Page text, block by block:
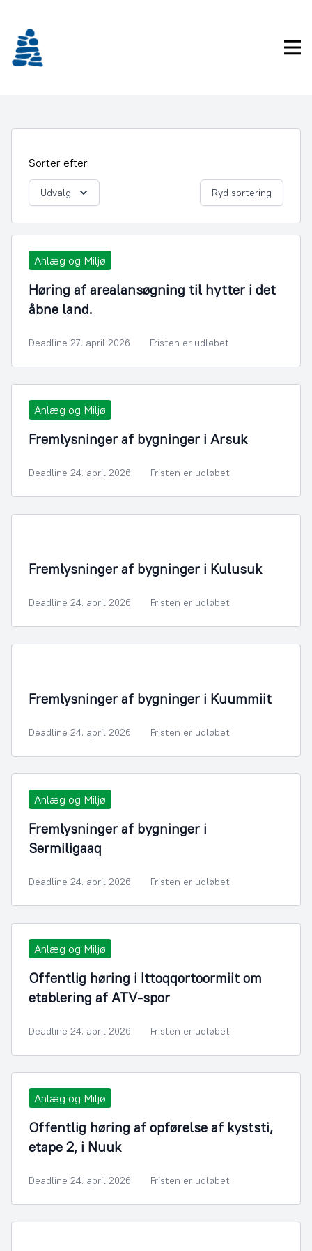
indhold
Sorter efter
Udvalg Ryd sortering
Anlæg og Miljø
Høring af arealansøgning til hytter i det
åbne land.
Deadline 27. april 2026 Fristen er udløbet
Anlæg og Miljø
Fremlysninger af bygninger i Arsuk
Deadline 24. april 2026 Fristen er udløbet
Fremlysninger af bygninger i Kulusuk
Deadline 24. april 2026 Fristen er udløbet
Fremlysninger af bygninger i Kuummiit
Deadline 24. april 2026 Fristen er udløbet
Anlæg og Miljø
Fremlysninger af bygninger i
Sermiligaaq
Deadline 24. april 2026 Fristen er udløbet
Anlæg og Miljø
Offentlig høring i Ittoqqortoormiit om
etablering af ATV-spor
Deadline 24. april 2026 Fristen er udløbet
Anlæg og Miljø
Offentlig høring af opførelse af kyststi,
etape 2, i Nuuk
Deadline 24. april 2026 Fristen er udløbet